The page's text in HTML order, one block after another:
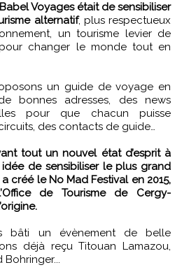
Voyages était de sensibiliser
alternatif, plus respectueux
un tourisme levier de
changer le monde tout en
un guide de voyage en
bonnes adresses, des news
pour que chacun puisse
des contacts de guide…
tout un nouvel état d’esprit à
de sensibiliser le plus grand
créé le No Mad Festival en 2015,
de Tourisme de Cergy-
bâti un évènement de belle
déjà reçu Titouan Lamazou,